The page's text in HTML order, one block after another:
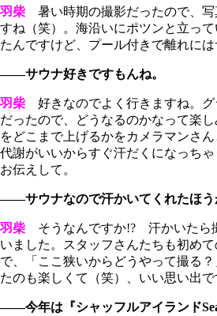
羽柴 暑い時期の撮影だったので、
すね（笑）。海沿いにポツンと立っ
たんですけど、プール付きで離れには
――サウナ好きですもんね。
羽柴 好きなのでよく行きますね。グ
だったので、どうなるのかなって楽
をどこまで上げるかをカメラマンさん
代謝がいいからすぐ汗だくになっち
お伝えして。
――サウナなので汗かいてくれたほう
羽柴 そうなんですか!? 汗かいたら
いました。スタッフさんたちも初め
で、「ここ狭いからどうやって撮る
たのも楽しくて（笑）、いい思い出で
――今年は『シャッフルアイランド